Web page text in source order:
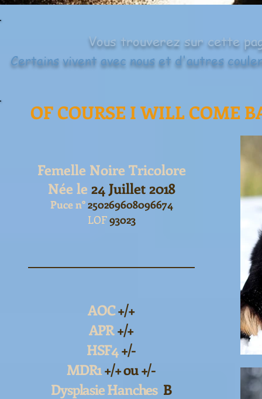
Vous trouverez sur cette
Certains vivent avec nous et d'autres
OF COURSE I WILL COME
Femelle Noire Tricolore
Née le 24 Juillet 2018
Puce n°250269608096674
LOF93023
AOC+/+
APR+/+
HSF4+/-
MDR1+/+ ou +/-
Dysplasie Hanches B